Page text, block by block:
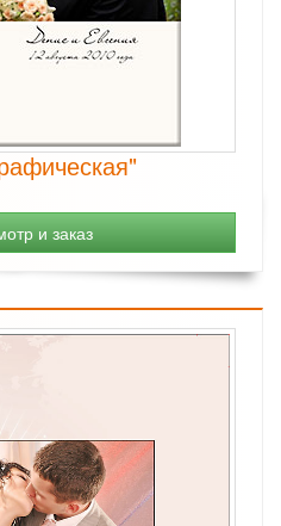
и заказ